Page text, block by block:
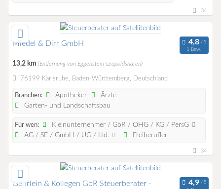
34
Miedel & Dirr GmbH
1 Bew.
13,2 km (Entfernung von Eggenstein-Leopoldshafen)
76199 Karlsruhe, Baden-Württemberg, Deutschland
Branchen: Apotheker
Ärzte
Garten- und Landschaftsbau
Für wen:
Kleinunternehmer / GbR / OHG / KG / PersG
AG / SE / GmbH / UG / Ltd.
Freiberufler
34
Gehrlein & Kollegen GbR Steuerberater -